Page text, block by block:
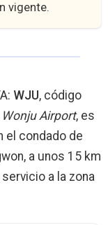
vigente.
WJU, código
Wonju Airport, es
el condado de
a unos 15 km
a la zona